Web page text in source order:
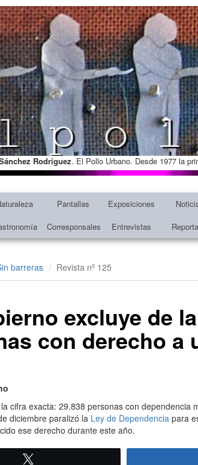
Rodríguez. El Pollo Urbano. Desde 1977 la
Pantallas Exposiciones
Corresponsales Entrevistas
barreras Revista nº 125
excluye de
con derecho a
cifra exacta: 29.838 personas con dependencia
diciembre paralizó la Ley de Dependencia para
ese derecho durante este año.